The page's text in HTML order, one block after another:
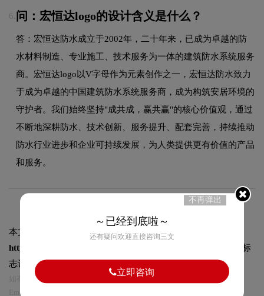
6. 问：宏恒达logo的设计含义是什么？
答：宏恒达防水成立于2002年，二十年来，已成为卓越的防
水材料制造、专业施工、技术服务为一体的建筑防水系统服务
商。宏恒达logo以V字母作为元素创作之一，宏恒达防水致力
于成为卓越的中国建筑防水系统服务商，成为构筑安居环境的
守护者。我们始终坚持"成共成，赢共赢"的核心价值观，通过
不断地深耕防水、技术创新、服务提升、配套完善，持续推动
防水行业进步和企业可持续发展，为人类提供更有价值的产品
和服务。
本文标题和链接
宏恒达标志logo图片:
https://logo9.net/works/10079.html
转载时请注明出处为诗宸标
志设计及本链接!
如有内容侵犯您的合法权益，请及时与我们联系
Email:75696531@qq.com，我们将第一时间安排删除。
不再弹出
～已经到底啦～
还有疑问欢迎直接咨询三文
立即咨询